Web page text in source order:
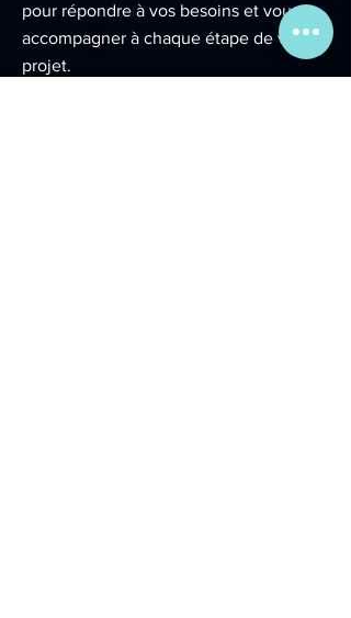
pour répondre à vos besoins et vous
accompagner à chaque étape de votre
projet.